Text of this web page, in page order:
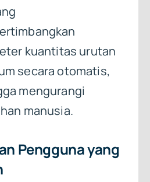
kuantitas urutan
secara otomatis,
mengurangi
manusia.
Pengguna yang